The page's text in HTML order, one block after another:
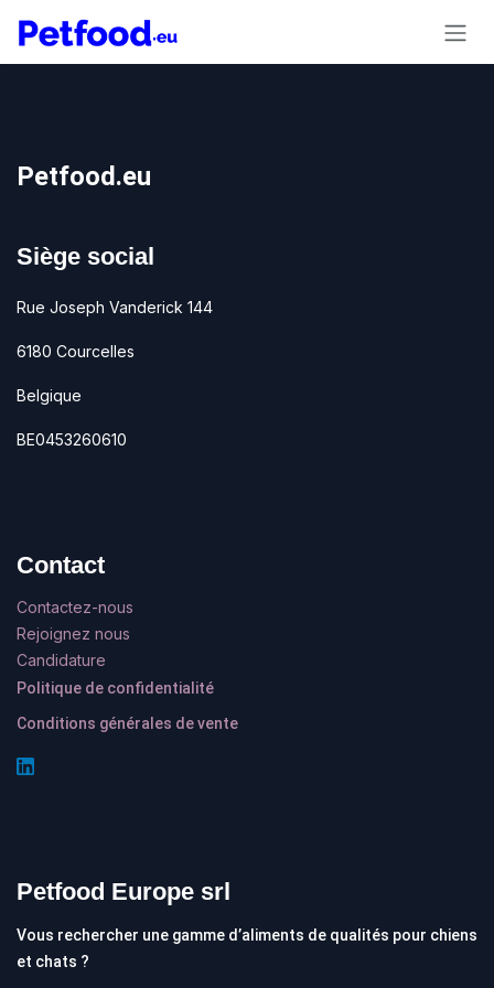
Petfood.eu
Siège social
Rue Joseph Vanderick 144
6180 Courcelles
Belgique
BE0453260610
Contact
Contactez-nous
Rejoignez nous
Candidature
Politique de confidentialité
Conditions générales de vente
Petfood Europe srl
Vous rechercher une gamme d’aliments de qualités pour chiens
et chats ?